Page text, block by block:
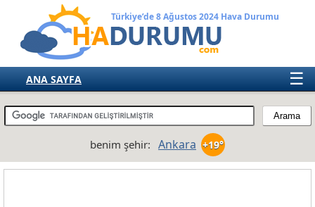
Türkiye’de 8 Ağustos 2024 Hava Durumu
☰
ANA SAYFA
TÜRKİYE
AVRUPA
benim şehir: Ankara +19°